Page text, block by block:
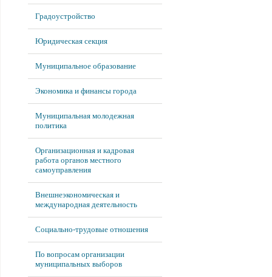
Градоустройство
Юридическая секция
Муниципальное образование
Экономика и финансы города
Муниципальная молодежная
политика
Организационная и кадровая
работа органов местного
самоуправления
Внешнеэкономическая и
международная деятельность
Социально-трудовые отношения
По вопросам организации
муниципальных выборов